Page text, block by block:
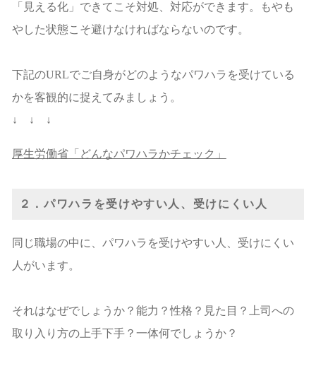
「見える化」できてこそ対処、対応ができます。もやも
やした状態こそ避けなければならないのです。
下記のURLでご自身がどのようなパワハラを受けている
かを客観的に捉えてみましょう。
↓ ↓ ↓
厚生労働省「どんなパワハラかチェック」
２．パワハラを受けやすい人、受けにくい人
同じ職場の中に、パワハラを受けやすい人、受けにくい
人がいます。
それはなぜでしょうか？能力？性格？見た目？上司への
取り入り方の上手下手？一体何でしょうか？